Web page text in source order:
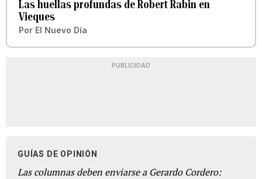
Las huellas profundas de Robert Rabin en
Vieques
Por El Nuevo Día
PUBLICIDAD
GUÍAS DE OPINIÓN
Las columnas deben enviarse a Gerardo Cordero: